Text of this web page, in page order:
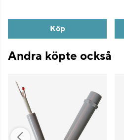
Köp
Andra köpte också